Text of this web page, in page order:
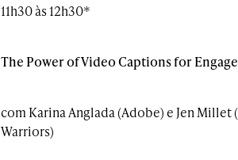
11h30 às 12h30*
The Power of Video Captions for
com Karina Anglada (Adobe) e Jen Millet
Warriors)